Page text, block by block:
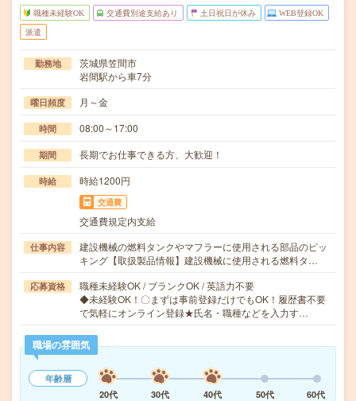
職種未経験OK 交通費別途支給あり 土日祝日が休み WEB登録OK
派遣
勤務地
茨城県笠間市
岩間駅から車7分
曜日頻度 月～金
時間 08:00～17:00
期間 長期でお仕事できる方、大歓迎！
時給 時給1200円
交通費
交通費規定内支給
仕事内容
建設機械の燃料タンクやマフラーに使用される部品のピッ
キング【取扱製品情報】建設機械に使用される燃料タ…
応募資格
職種未経験OK / ブランクOK / 英語力不要
◆未経験OK！〇まずは事前登録だけでもOK！履歴書不要
で気軽にオンライン登録★氏名・職種などを入力す…
職場の雰囲気
年齢層
20代
30代 40代 50代 60代